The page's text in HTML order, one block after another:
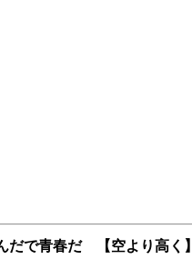
青春だ 【空より高く】